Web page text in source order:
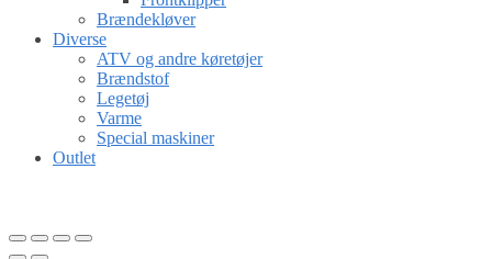
Brændekløver
Diverse
ATV og andre køretøjer
Brændstof
Legetøj
Varme
Special maskiner
Outlet